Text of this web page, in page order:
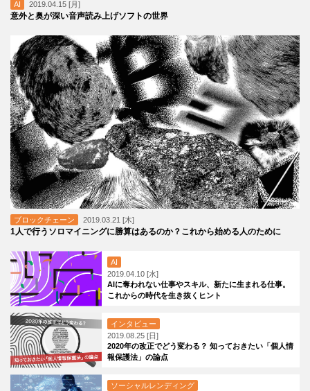
AI 2019.04.15 [月]
意外と奥が深い音声読み上げソフトの世界
ブロックチェーン 2019.03.21 [木]
1人で行うソロマイニングに勝算はあるのか？これから始める人のために
AI
2019.04.10 [水]
AIに奪われない仕事やスキル、新たに生まれる仕事。
これからの時代を生き抜くヒント
インタビュー
2019.08.25 [日]
2020年の改正でどう変わる？ 知っておきたい「個人情
報保護法」の論点
ソーシャルレンディング